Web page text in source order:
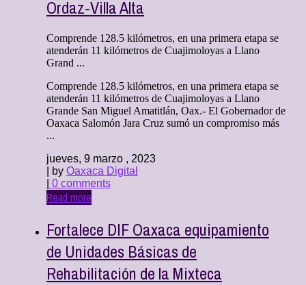
Ordaz-Villa Alta
Comprende 128.5 kilómetros, en una primera etapa se
atenderán 11 kilómetros de Cuajimoloyas a Llano
Grand ...
Comprende 128.5 kilómetros, en una primera etapa se
atenderán 11 kilómetros de Cuajimoloyas a Llano
Grande San Miguel Amatitlán, Oax.- El Gobernador de
Oaxaca Salomón Jara Cruz sumó un compromiso más
...
jueves, 9 marzo , 2023
| by Oaxaca Digital
0 comments
Read more
Fortalece DIF Oaxaca equipamiento
de Unidades Básicas de
Rehabilitación de la Mixteca